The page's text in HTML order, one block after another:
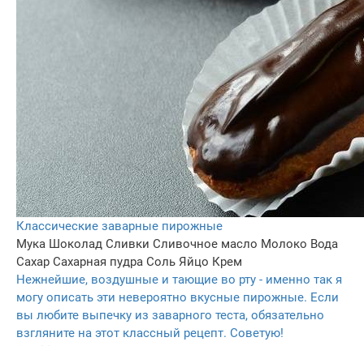
Классические заварные пирожные
Мука Шоколад Сливки Сливочное масло Молоко Вода
Сахар Сахарная пудра Соль Яйцо Крем
Нежнейшие, воздушные и тающие во рту - именно так я
могу описать эти невероятно вкусные пирожные. Если
вы любите выпечку из заварного теста, обязательно
взгляните на этот классный рецепт. Советую!